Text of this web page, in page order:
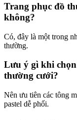
Trang phục đồ
không?
Có, đây là một trong
thường.
Lưu ý gì khi
thường cưới?
Nên ưu tiên các tông
pastel dễ phối.